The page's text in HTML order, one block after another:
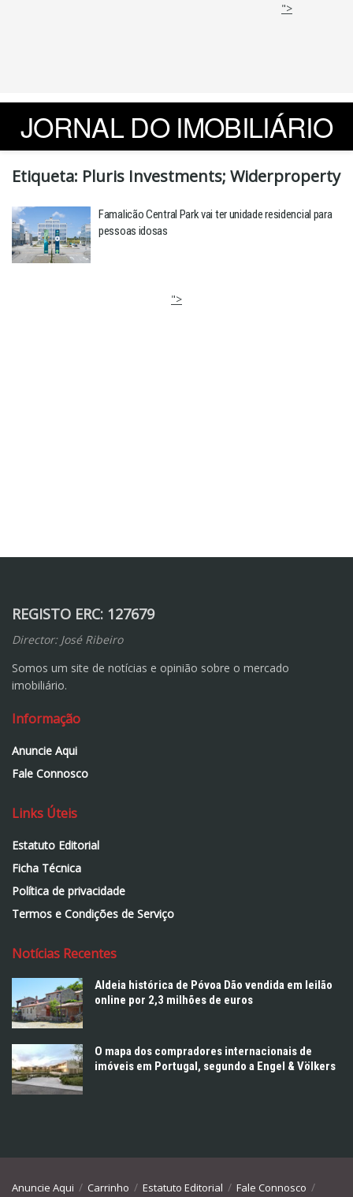
">
JORNAL DO IMOBILIÁRIO
Etiqueta: Pluris Investments; Widerproperty
Famalicão Central Park vai ter unidade residencial para
pessoas idosas
">
REGISTO ERC: 127679
Director: José Ribeiro
Somos um site de notícias e opinião sobre o mercado
imobiliário.
Informação
Anuncie Aqui
Fale Connosco
Links Úteis
Estatuto Editorial
Ficha Técnica
Política de privacidade
Termos e Condições de Serviço
Notícias Recentes
Aldeia histórica de Póvoa Dão vendida em leilão
online por 2,3 milhões de euros
O mapa dos compradores internacionais de
imóveis em Portugal, segundo a Engel & Völkers
Anuncie Aqui Carrinho Estatuto Editorial
Fale Connosco